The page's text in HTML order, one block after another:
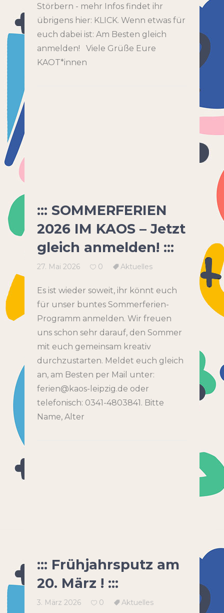
Störbern - mehr Infos findet ihr
übrigens hier: KLICK. Wenn etwas für
euch dabei ist: Am Besten gleich
anmelden! Viele Grüße Eure
KAOT*innen
::: SOMMERFERIEN
2026 IM KAOS – Jetzt
gleich anmelden! :::
27. Mai 2026 0 Aktuelles
Es ist wieder soweit, ihr könnt euch
für unser buntes Sommerferien-
Programm anmelden. Wir freuen
uns schon sehr darauf, den Sommer
mit euch gemeinsam kreativ
durchzustarten. Meldet euch gleich
an, am Besten per Mail unter:
ferien@kaos-leipzig.de oder
telefonisch: 0341-4803841. Bitte
Name, Alter
::: Frühjahrsputz am
20. März ! :::
3. März 2026 0 Aktuelles